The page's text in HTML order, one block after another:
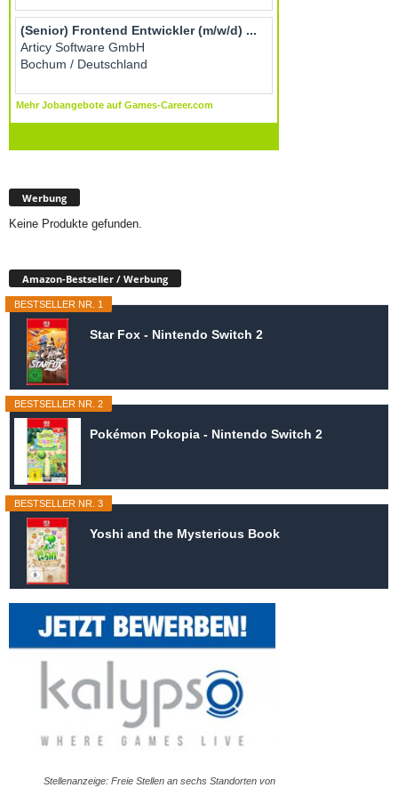
Werbung
Keine Produkte gefunden.
Amazon-Bestseller / Werbung
BESTSELLER NR. 1
Star Fox - Nintendo Switch 2
BESTSELLER NR. 2
Pokémon Pokopia - Nintendo Switch 2
BESTSELLER NR. 3
Yoshi and the Mysterious Book
Stellenanzeige: Freie Stellen an sechs Standorten von